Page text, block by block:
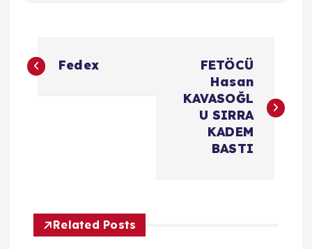
Y
a
e
Fedex
FETÖCÜ
Hasan
KAVASOĞL
U SIRRA
KADEM
BASTI
Related Posts